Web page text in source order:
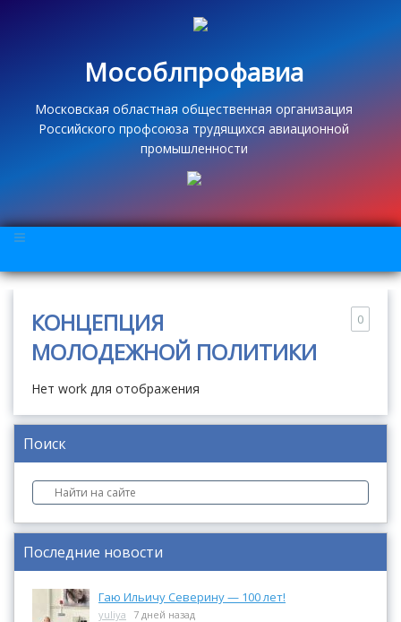
Мособлпрофавиа
Московская областная общественная организация
Российского профсоюза трудящихся авиационной
промышленности
0
КОНЦЕПЦИЯ
МОЛОДЕЖНОЙ ПОЛИТИКИ
Нет work для отображения
Поиск
Последние новости
Гаю Ильичу Северину — 100 лет!
yuliya 7 дней назад